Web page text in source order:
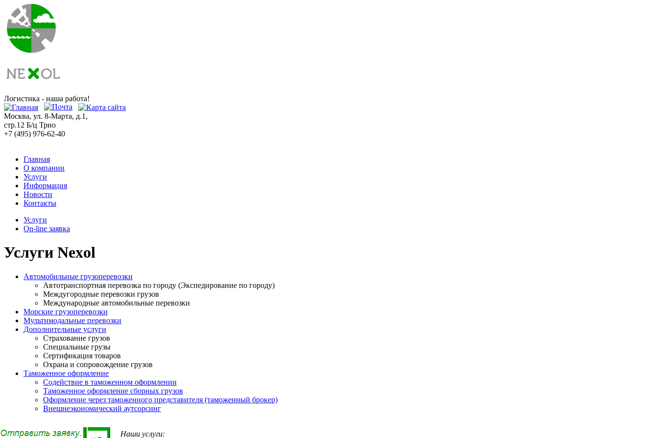
Логистика - наша работа!
Москва, ул. 8-Марта, д.1,
стр.12 Б/ц Трио
+7 (495) 976-62-40
Главная
О компании
Услуги
Информация
Новости
Контакты
Услуги
On-line заявка
Услуги Nexol
Автомобильные грузоперевозки
Автотранспортная перевозка по городу (Экспедирование по городу)
Междугородные перевозки грузов
Международные автомобильные перевозки
Морские грузоперевозки
Мультимодальные перевозки
Дополнительные услуги
Страхование грузов
Специальные грузы
Сертификация товаров
Охрана и сопровождение грузов
Таможенное оформление
Содействие в таможенном оформлении
Таможенное оформление сборных грузов
Оформление через таможенного представителя (таможенный брокер)
Внешнеэкономический аутсорсинг
Наши услуги: